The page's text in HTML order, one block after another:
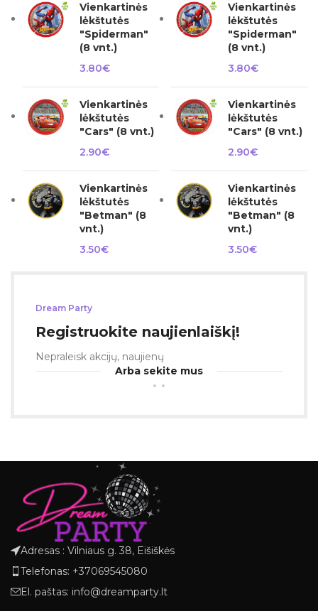
Vienkartinės
lėkštutės
"Spiderman"
(8 vnt.)
3.80€
Vienkartinės
lėkštutės
"Cars" (8 vnt.)
2.90€
Vienkartinės
lėkštutės
"Betman" (8
vnt.)
3.50€
Vienkartinės
lėkštutės
"Spiderman"
(8 vnt.)
3.80€
Vienkartinės
lėkštutės
"Cars" (8 vnt.)
2.90€
Vienkartinės
lėkštutės
"Betman" (8
vnt.)
3.50€
Dream Party
Registruokite naujienlaiškį!
Nepraleisk akcijų, naujienų
Arba sekite mus
Adresas : Vilniaus g. 38, Eišiškės
Telefonas: +37069545080
El. paštas: info@dreamparty.lt